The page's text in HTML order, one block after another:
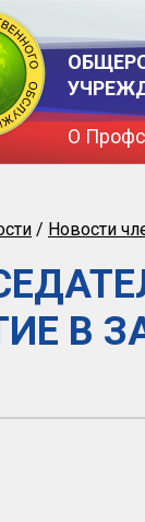
О
/ Новости
В